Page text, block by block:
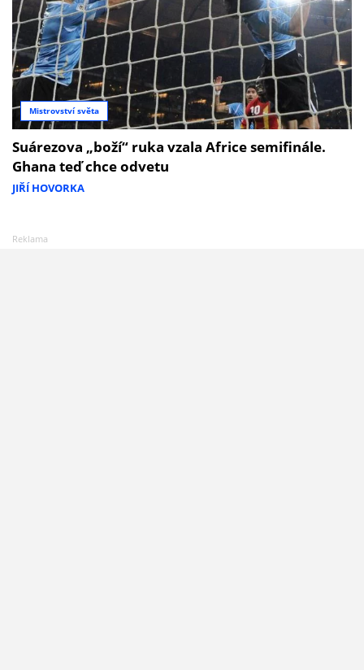
Mistrovství světa
Suárezova „boží“ ruka vzala Africe semifinále.
Ghana teď chce odvetu
JIŘÍ HOVORKA